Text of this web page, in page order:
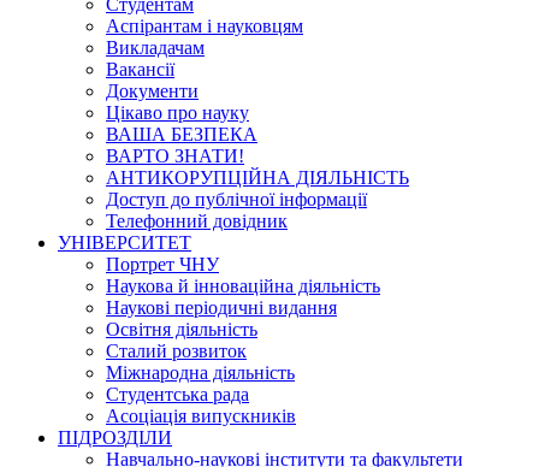
Аспірантам і науковцям
Викладачам
Вакансії
Документи
Цікаво про науку
ВАША БЕЗПЕКА
ВАРТО ЗНАТИ!
АНТИКОРУПЦІЙНА ДІЯЛЬНІСТЬ
Доступ до публічної інформації
Телефонний довідник
УНІВЕРСИТЕТ
Портрет ЧНУ
Наукова й інноваційна діяльність
Наукові періодичні видання
Освітня діяльність
Сталий розвиток
Міжнародна діяльність
Студентська рада
Асоціація випускників
ПІДРОЗДІЛИ
Навчально-наукові інститути та факультети